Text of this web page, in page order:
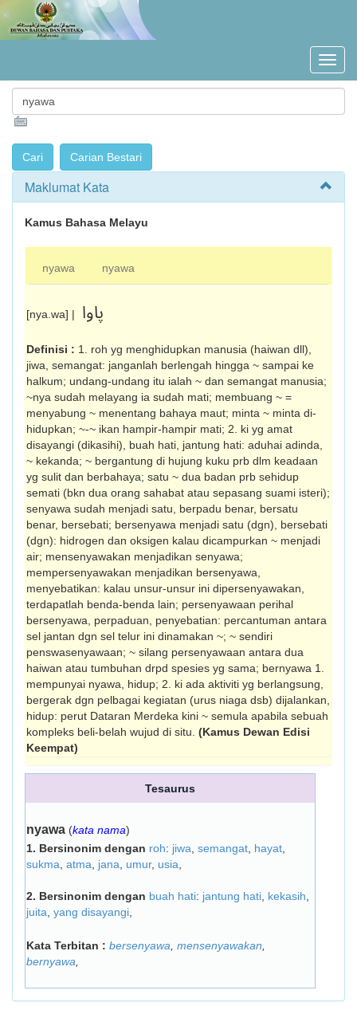
Maklumat Kata
Kamus Bahasa Melayu
nyawa nyawa
[nya.wa] | ڽاوا
Definisi : 1. roh yg menghidupkan manusia (haiwan dll),
jiwa, semangat: janganlah berlengah hingga ~ sampai ke
halkum; undang-undang itu ialah ~ dan semangat manusia;
~nya sudah melayang ia sudah mati; membuang ~ =
menyabung ~ me­nentang bahaya maut; minta ~ minta di­
hidupkan; ~-~ ikan hampir-hampir mati; 2. ki yg amat
disayangi (dikasihi), buah hati, jantung hati: aduhai adinda,
~ kekanda; ~ bergantung di hujung kuku prb dlm keadaan
yg sulit dan berbahaya; satu ~ dua badan prb sehidup
semati (bkn dua orang sahabat atau sepasang suami isteri);
senyawa sudah menjadi satu, berpadu benar, bersatu
benar, bersebati; bersenyawa menjadi satu (dgn), bersebati
(dgn): hidrogen dan oksigen kalau di­campurkan ~ menjadi
air; mensenyawakan menjadikan senyawa;
mempersenyawakan menjadikan ber­se­nyawa,
menyebatikan: kalau unsur-unsur ini dipersenyawakan,
terdapatlah benda-benda lain; persenyawaan perihal
bersenyawa, per­paduan, penyebatian: percantuman antara
sel jantan dgn sel telur ini dinamakan ~; ~ sendiri
penswasenyawaan; ~ silang per­senyawaan antara dua
haiwan atau tumbuhan drpd spesies yg sama; bernyawa 1.
mempunyai nyawa, hidup; 2. ki ada aktiviti yg berlangsung,
bergerak dgn pelbagai kegiatan (urus niaga dsb) dijalankan,
hidup: perut Dataran Merdeka kini ~ semula apabila sebuah
kompleks beli-belah wujud di situ. (Kamus Dewan Edisi
Keempat)
Tesaurus
nyawa (kata nama)
1. Bersinonim dengan roh: jiwa semangat hayat
sukma atma jana umur, usia
2. Bersinonim dengan buah hati: jantung hati kekasih
juita yang disayangi
Kata Terbitan : bersenyawa mensenyawakan
bernyawa